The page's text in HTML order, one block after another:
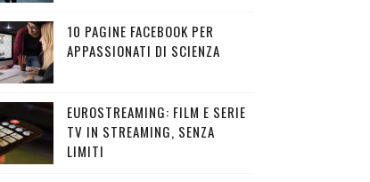
10 PAGINE FACEBOOK PER
APPASSIONATI DI SCIENZA
EUROSTREAMING: FILM E SERIE
TV IN STREAMING, SENZA
LIMITI